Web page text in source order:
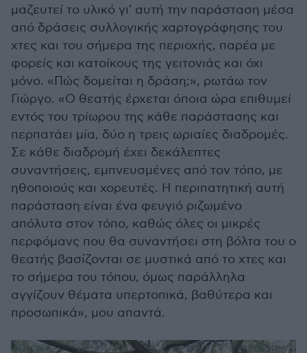
μαζευτεί το υλικό γι' αυτή την παράσταση μέσα
από δράσεις συλλογικής χαρτογράφησης του
χτες και του σήμερα της περιοχής, παρέα με
φορείς και κατοίκους της γειτονιάς και όχι
μόνο. «Πώς δομείται η δράση;», ρωτάω τον
Γιώργο. «Ο θεατής έρχεται όποια ώρα επιθυμεί
εντός του τρίωρου της κάθε παράστασης και
περπατάει μία, δύο η τρεις ωριαίες διαδρομές.
Σε κάθε διαδρομή έχει δεκάλεπτες
συναντήσεις, εμπνευσμένες από τον τόπο, με
ηθοποιούς και χορευτές. Η περιπατητική αυτή
παράσταση είναι ένα φευγιό ριζωμένο
απόλυτα στον τόπο, καθώς όλες οι μικρές
περφόμανς που θα συναντήσει στη βόλτα του ο
θεατής βασίζονται σε μυστικά από το χτες και
το σήμερα του τόπου, όμως παράλληλα
αγγίζουν θέματα υπερτοπικά, βαθύτερα και
προσωπικά», μου απαντά.